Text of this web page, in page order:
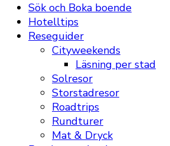
Sök och Boka boende
Hotelltips
Reseguider
Cityweekends
Läsning per stad
Solresor
Storstadresor
Roadtrips
Rundturer
Mat & Dryck